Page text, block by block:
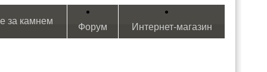
за камнем
Форум Интернет-магазин